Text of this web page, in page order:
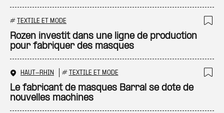
# TEXTILE ET MODE
Rozen investit dans une ligne de production
pour fabriquer des masques
HAUT-RHIN # TEXTILE ET MODE
Le fabricant de masques Barral se dote de
nouvelles machines